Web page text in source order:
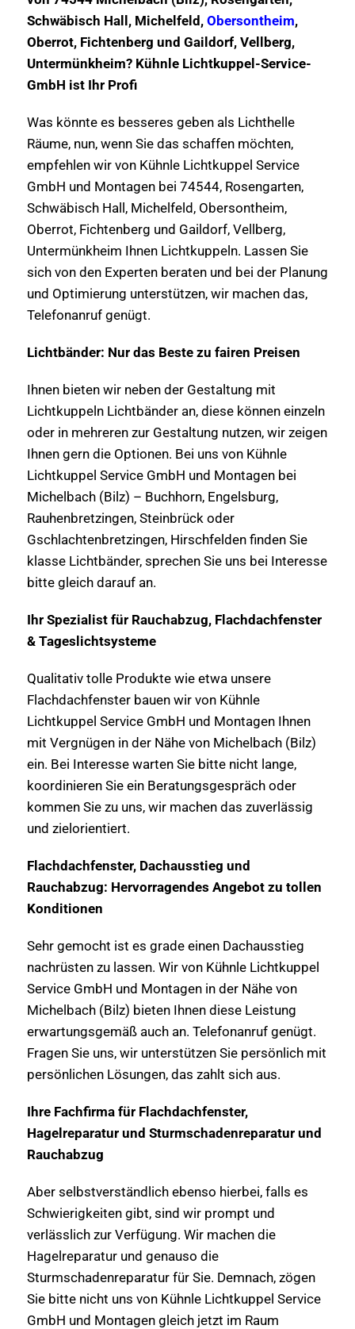
Schwäbisch Hall, Michelfeld, Obersontheim,
Oberrot, Fichtenberg und Gaildorf, Vellberg,
Untermünkheim? Kühnle Lichtkuppel-Service-
GmbH ist Ihr Profi
Was könnte es besseres geben als Lichthelle
Räume, nun, wenn Sie das schaffen möchten,
empfehlen wir von Kühnle Lichtkuppel Service
GmbH und Montagen bei 74544, Rosengarten,
Schwäbisch Hall, Michelfeld, Obersontheim,
Oberrot, Fichtenberg und Gaildorf, Vellberg,
Untermünkheim Ihnen Lichtkuppeln. Lassen Sie
sich von den Experten beraten und bei der Planung
und Optimierung unterstützen, wir machen das,
Telefonanruf genügt.
Lichtbänder: Nur das Beste zu fairen Preisen
Ihnen bieten wir neben der Gestaltung mit
Lichtkuppeln Lichtbänder an, diese können einzeln
oder in mehreren zur Gestaltung nutzen, wir zeigen
Ihnen gern die Optionen. Bei uns von Kühnle
Lichtkuppel Service GmbH und Montagen bei
Michelbach (Bilz) – Buchhorn, Engelsburg,
Rauhenbretzingen, Steinbrück oder
Gschlachtenbretzingen, Hirschfelden finden Sie
klasse Lichtbänder, sprechen Sie uns bei Interesse
bitte gleich darauf an.
Ihr Spezialist für Rauchabzug, Flachdachfenster
& Tageslichtsysteme
Qualitativ tolle Produkte wie etwa unsere
Flachdachfenster bauen wir von Kühnle
Lichtkuppel Service GmbH und Montagen Ihnen
mit Vergnügen in der Nähe von Michelbach (Bilz)
ein. Bei Interesse warten Sie bitte nicht lange,
koordinieren Sie ein Beratungsgespräch oder
kommen Sie zu uns, wir machen das zuverlässig
und zielorientiert.
Flachdachfenster, Dachausstieg und
Rauchabzug: Hervorragendes Angebot zu tollen
Konditionen
Sehr gemocht ist es grade einen Dachausstieg
nachrüsten zu lassen. Wir von Kühnle Lichtkuppel
Service GmbH und Montagen in der Nähe von
Michelbach (Bilz) bieten Ihnen diese Leistung
erwartungsgemäß auch an. Telefonanruf genügt.
Fragen Sie uns, wir unterstützen Sie persönlich mit
persönlichen Lösungen, das zahlt sich aus.
Ihre Fachfirma für Flachdachfenster,
Hagelreparatur und Sturmschadenreparatur und
Rauchabzug
Aber selbstverständlich ebenso hierbei, falls es
Schwierigkeiten gibt, sind wir prompt und
verlässlich zur Verfügung. Wir machen die
Hagelreparatur und genauso die
Sturmschadenreparatur für Sie. Demnach, zögen
Sie bitte nicht uns von Kühnle Lichtkuppel Service
GmbH und Montagen gleich jetzt im Raum